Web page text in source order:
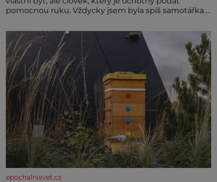
pomocnou ruku. Vždycky jsem byla spíš samotářka.
ani partnera. Stačily mi knihy, práce a hlavně klid.
Hned po studiích jsem odešla z rodného města,
epochalnisvet.cz